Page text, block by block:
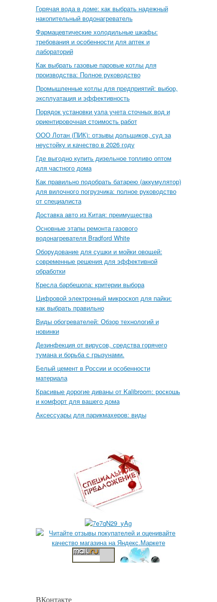
Горячая вода в доме: как выбрать надежный
накопительный водонагреватель
Фармацевтические холодильные шкафы:
требования и особенности для аптек и
лабораторий
Как выбрать газовые паровые котлы для
производства: Полное руководство
Промышленные котлы для предприятий: выбор,
эксплуатация и эффективность
Порядок установки узла учета сточных вод и
ориентировочная стоимость работ
ООО Лотан (ПИК): отзывы дольщиков, суд за
неустойку и качество в 2026 году
Где выгодно купить дизельное топливо оптом
для частного дома
Как правильно подобрать батарею (аккумулятор)
для вилочного погрузчика: полное руководство
от специалиста
Доставка авто из Китая: преимущества
Основные этапы ремонта газового
водонагревателя Bradford White
Оборудование для сушки и мойки овощей:
современные решения для эффективной
обработки
Кресла барбешопа: критерии выбора
Цифровой электронный микроскоп для пайки:
как выбрать правильно
Виды обогревателей: Обзор технологий и
новинки
Дезинфекция от вирусов, средства горячего
тумана и борьба с грызунами.
Белый цемент в России и особенности
материала
Красивые дорогие диваны от Kalibroom: роскошь
и комфорт для вашего дома
Аксессуары для парикмахеров: виды
ВКонтакте